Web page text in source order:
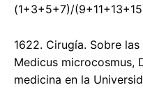
(1+3+5+7)/
1622. Cirugía. Sobre
Medicus microcosmus,
medicina en la